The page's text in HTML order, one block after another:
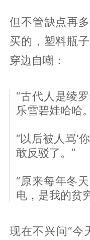
但不管缺点再
买的，塑料瓶
穿边自嘲：
“古代人是绫
乐雪碧娃哈哈
“以后被人骂‘
敢反驳了。”
“原来每年冬
电，是我的贫
现在不兴问“今